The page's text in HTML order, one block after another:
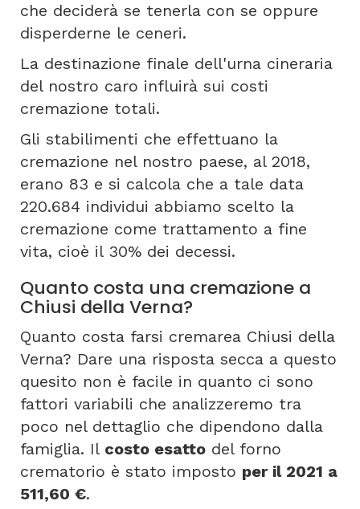
che deciderà se tenerla con se oppure
disperderne le ceneri.
La destinazione finale dell'urna cineraria
del nostro caro influirà sui costi
cremazione totali.
Gli stabilimenti che effettuano la
cremazione nel nostro paese, al 2018,
erano 83 e si calcola che a tale data
220.684 individui abbiamo scelto la
cremazione come trattamento a fine
vita, cioè il 30% dei decessi.
Quanto costa una cremazione a
Chiusi della Verna?
Quanto costa farsi cremarea Chiusi della
Verna? Dare una risposta secca a questo
quesito non è facile in quanto ci sono
fattori variabili che analizzeremo tra
poco nel dettaglio che dipendono dalla
famiglia. Il costo esatto del forno
crematorio è stato imposto per il 2021 a
511,60 €.